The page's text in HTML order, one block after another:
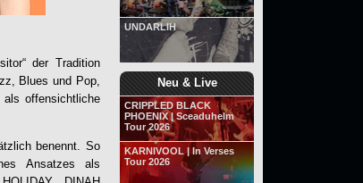
UNDARLIH
Neu & Live
CRIPPLED BLACK
PHOENIX | Sceaduhelm
Tour 2026
KARNIVOOL | In Verses
Tour 2026
“ der Tradition
Blues und Pop,
offensichtliche
benennt. So
Ansatzes als